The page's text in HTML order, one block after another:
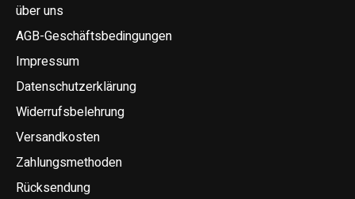
über uns
AGB-Geschäftsbedingungen
Impressum
Datenschutzerklärung
Widerrufsbelehrung
Versandkosten
Zahlungsmethoden
Rücksendung